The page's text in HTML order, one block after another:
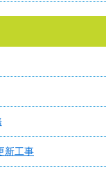
新工事